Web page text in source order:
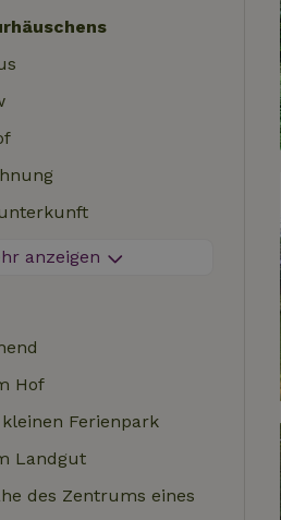
(WLAN)
mit Gefrierfach
anzeigen
Hof
Ferienpark
Landgut
des Zentrums eines